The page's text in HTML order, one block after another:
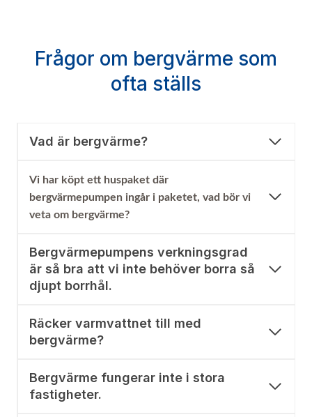
Frågor om bergvärme som
ofta ställs
Vad är bergvärme?
Vi har köpt ett huspaket där
bergvärmepumpen ingår i paketet, vad bör vi
veta om bergvärme?
Bergvärmepumpens verkningsgrad
är så bra att vi inte behöver borra så
djupt borrhål.
Räcker varmvattnet till med
bergvärme?
Bergvärme fungerar inte i stora
fastigheter.